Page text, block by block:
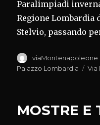
Paralimpiadi
Regione Lombardia
Stelvio, passando
Autore
viaMontenapoleone
Palazzo Lombardia
Tag
Via
MOSTRE E